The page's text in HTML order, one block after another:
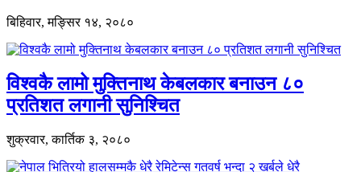
बिहिवार, मङ्सिर १४, २०८०
विश्वकै लामो मुक्तिनाथ केबलकार बनाउन ८०
प्रतिशत लगानी सुनिश्चित
शुक्रवार, कार्तिक ३, २०८०